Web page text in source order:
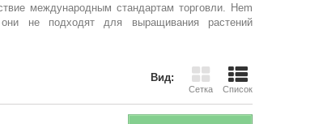
международным стандартам торговли. Hem
не подходят для выращивания растений
Вид:
Сетка Список